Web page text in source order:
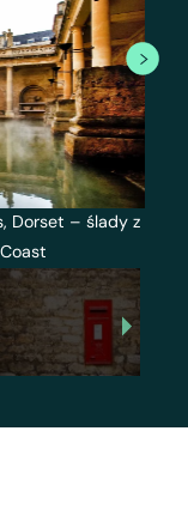
Dorset – ślady z